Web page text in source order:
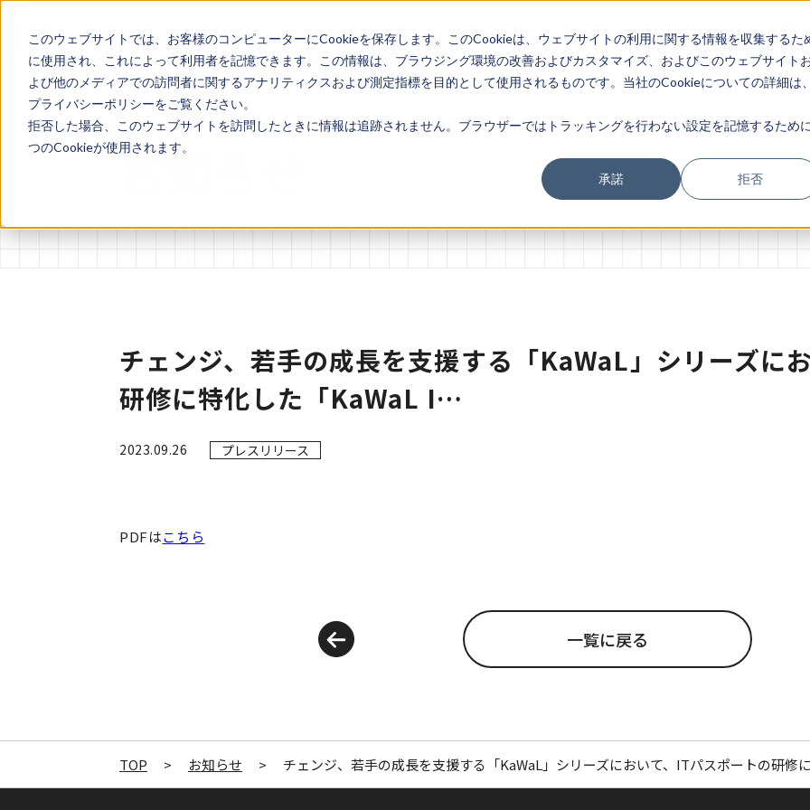
このウェブサイトでは、お客様のコンピューターにCookieを保存します。このCookieは、ウェブサイトの利用に関する情報を収集するた
に使用され、これによって利用者を記憶できます。この情報は、ブラウジング環境の改善およびカスタマイズ、およびこのウェブサイト
よび他のメディアでの訪問者に関するアナリティクスおよび測定指標を目的として使用されるものです。当社のCookieについての詳細は、
プライバシーポリシーをご覧ください。
拒否した場合、このウェブサイトを訪問したときに情報は追跡されません。ブラウザーではトラッキングを行わない設定を記憶するため
つのCookieが使用されます。
承諾 拒否
Change?
なし
案内
一覧
の声
ナー
せ
お知らせ
チェンジ、若手の成長を支援する「KaWaL」シリーズに
研修に特化した「KaWaL I…
2023.09.26 プレスリリース
PDFはこちら
一覧に戻る
TOP > お知らせ > チェンジ、若手の成長を支援する「KaWaL」シリーズにおいて、ITパスポートの研修